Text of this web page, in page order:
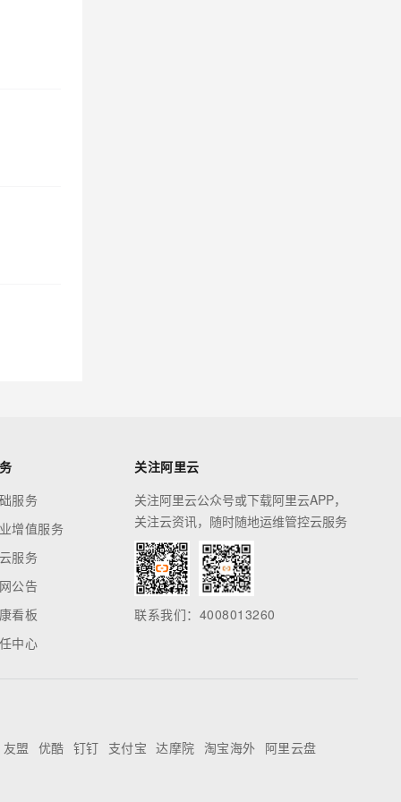
服务
增值服务
服务
公告
看板
中心
关注阿里云
关注阿里云公众号或下载阿里云APP，
关注云资讯，随时随地运维管控云服务
联系我们：4008013260
友盟 优酷 钉钉 支付宝 达摩院 淘宝海外 阿里云盘